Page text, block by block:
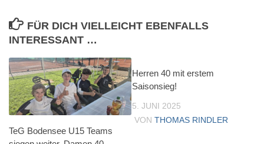
FÜR DICH VIELLEICHT EBENFALLS
INTERESSANT …
TeG Bodensee U15 Teams
Herren 40 mit erstem
Saisonsieg!
5. JUNI 2025
VON THOMAS RINDLER